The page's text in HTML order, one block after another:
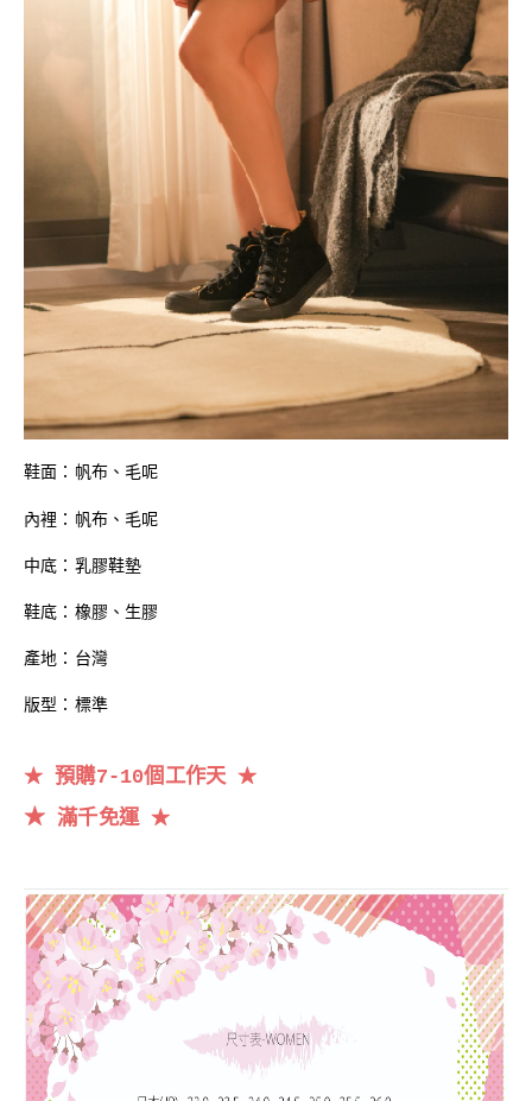
鞋面：帆布 、毛呢
內裡：帆布、毛呢
中底：乳膠鞋墊
鞋底：橡膠、生膠
產地：台灣
版型：標準
★ 預購7-10個工作天 ★
★ 滿千免運★